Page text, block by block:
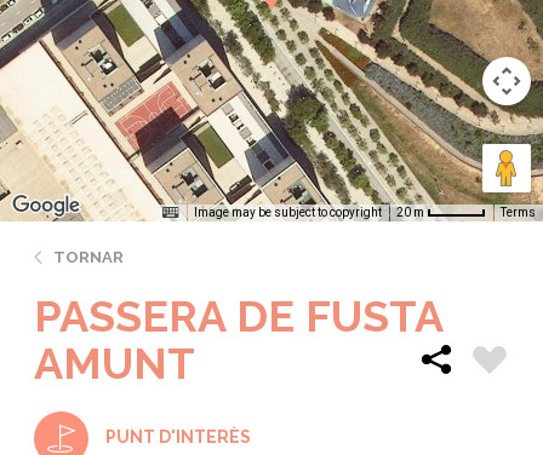
Image may be subject to copyright 20 m Terms
TORNAR
PASSERA DE FUSTA
AMUNT
PUNT D'INTERÈS